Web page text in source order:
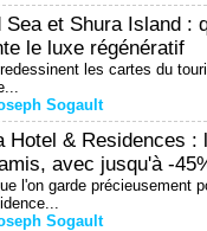
Sea et Shura Island :
le luxe régénératif
les cartes du
Sogault
Hotel & Residences :
avec jusqu'à -
l'on garde précieusement
Sogault